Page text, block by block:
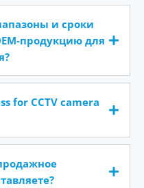
и сроки
продукцию для
for CCTV camera